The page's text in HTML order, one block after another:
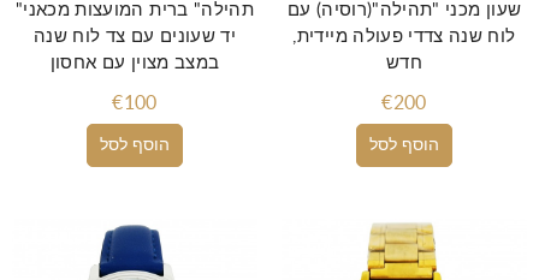
הוסף לסל
"תהילה" ברית המועצות מכאני
יד שעונים עם צד לוח שנה
במצב מצוין עם אחסון
€100
הוסף לסל
שעון מכני "תהילה"(רוסיה) עם
לוח שנה צדדי פעולה מיידית,
חדש
€200